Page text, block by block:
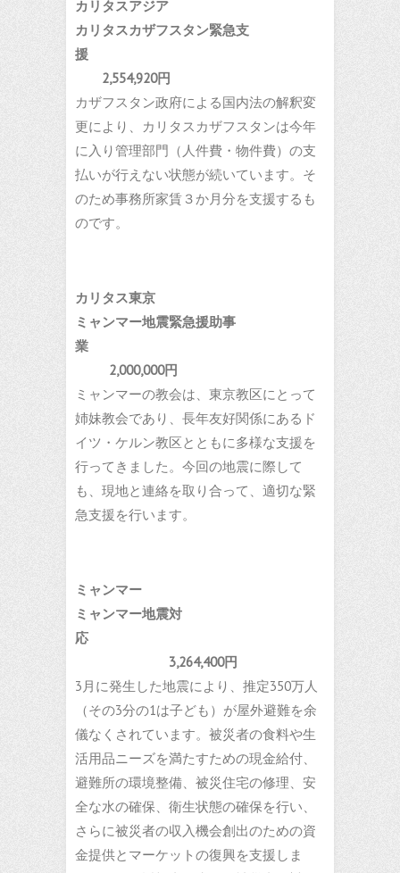
カリタスアジア
カリタスカザフスタン緊急支
援
2,554,920円
カザフスタン政府による国内法の解釈変
更により、カリタスカザフスタンは今年
に入り管理部門（人件費・物件費）の支
払いが行えない状態が続いています。そ
のため事務所家賃３か月分を支援するも
のです。
カリタス東京
ミャンマー地震緊急援助事
業
2,000,000円
ミャンマーの教会は、東京教区にとって
姉妹教会であり、長年友好関係にあるド
イツ・ケルン教区とともに多様な支援を
行ってきました。今回の地震に際して
も、現地と連絡を取り合って、適切な緊
急支援を行います。
ミャンマー
ミャンマー地震対
応
3,264,400円
3月に発生した地震により、推定350万人
（その3分の1は子ども）が屋外避難を余
儀なくされています。被災者の食料や生
活用品ニーズを満たすための現金給付、
避難所の環境整備、被災住宅の修理、安
全な水の確保、衛生状態の確保を行い、
さらに被災者の収入機会創出のための資
金提供とマーケットの復興を支援しま